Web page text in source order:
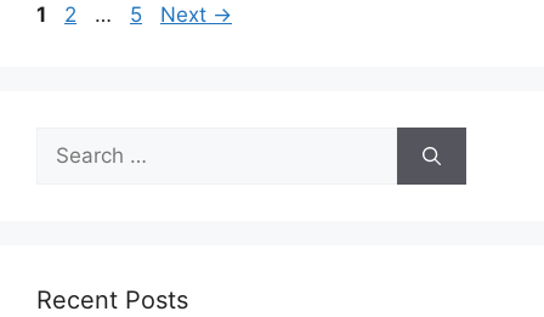
Page
1 Page
2 … Page
5 Next →
Search
for:
Recent Posts